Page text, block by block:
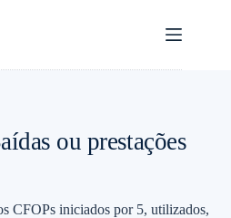
ou prestações
CFOPs iniciados por 5, utilizados,